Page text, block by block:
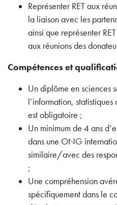
Représenter RET aux
la liaison avec les
ainsi que représenter
aux réunions des
Compétences et
Un diplôme en sciences
l’information,
est obligatoire ;
Un minimum de 4 ans
dans une ONG
similaire/avec des
;
Une compréhension
spécifiquement dans le